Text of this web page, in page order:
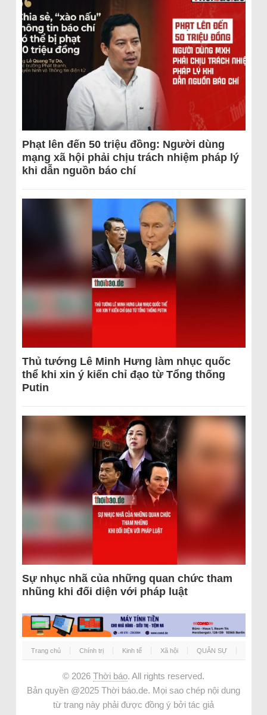
Phạt lên đến 50 triệu đồng: Người dùng
mạng xã hội phải chịu trách nhiệm pháp lý
khi dẫn nguồn báo chí
Thủ tướng Lê Minh Hưng làm nhục quốc
thể khi xin ý kiến chỉ đạo từ Tổng thống
Putin
Sự nhục nhã của những quan chức tham
nhũng khi đối diện với pháp luật
Trang chủ Chính trị Kinh tế Xã hội QUÂN SỰ
© 2026 Thời báo. All rights reserved.
Bản quyền @2025 Thời báo.de. Mọi sao chép nội dung
từ trang này phải được đồng ý bởi tác giả